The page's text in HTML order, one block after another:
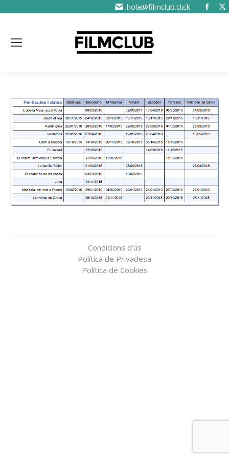
hola@filmclub.click
Condicions d'ús
Política de Privadesa
Política de Cookies